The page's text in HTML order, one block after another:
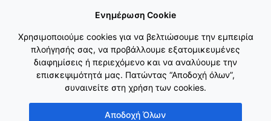
Εθνικό Δίκτυο ΚΑΠ
Ενημέρωση Cookie
Χρησιμοποιούμε cookies για να βελτιώσουμε την εμπειρία
πλοήγησής σας, να προβάλλουμε εξατομικευμένες
διαφημίσεις ή περιεχόμενο και να αναλύουμε την
επισκεψιμότητά μας. Πατώντας “Αποδοχή όλων”,
συναινείτε στη χρήση των cookies.
Αποδοχή Όλων